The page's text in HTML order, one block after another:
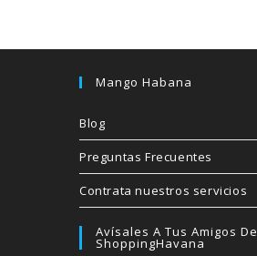
Mango Habana
Blog
Preguntas Frecuentes
Contrata nuestros servicios
Avísales A Tus Amigos De
ShoppingHavana